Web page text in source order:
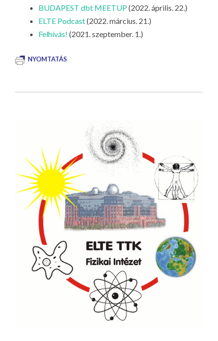
BUDAPEST dbt MEETUP(2022. április. 22.)
ELTE Podcast(2022. március. 21.)
Felhívás! (2021. szeptember. 1.)
NYOMTATÁS